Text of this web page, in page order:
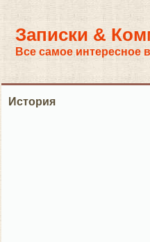
Записки &
Все самое интересное
История